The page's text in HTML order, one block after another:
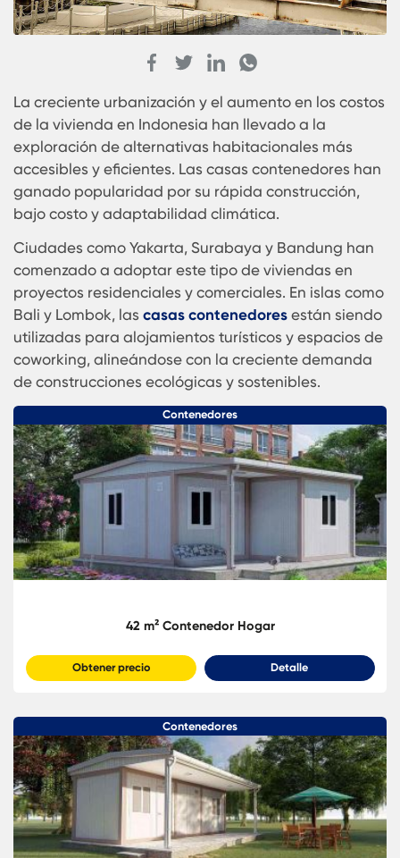
La creciente urbanización y el aumento en los
de la vivienda en Indonesia han llevado a la
exploración de alternativas habitacionales más
accesibles y eficientes. Las casas contenedores
ganado popularidad por su rápida construcción,
bajo costo y adaptabilidad climática.
Ciudades como Yakarta, Surabaya y Bandung
comenzado a adoptar este tipo de viviendas en
proyectos residenciales y comerciales. En islas
Bali y Lombok, lascasas contenedoresestán
utilizadas para alojamientos turísticos y
coworking, alineándose con la creciente
de construcciones ecológicas y sostenibles.
Contenedores
42 m² Contenedor Hogar
Obtener precio Detalle